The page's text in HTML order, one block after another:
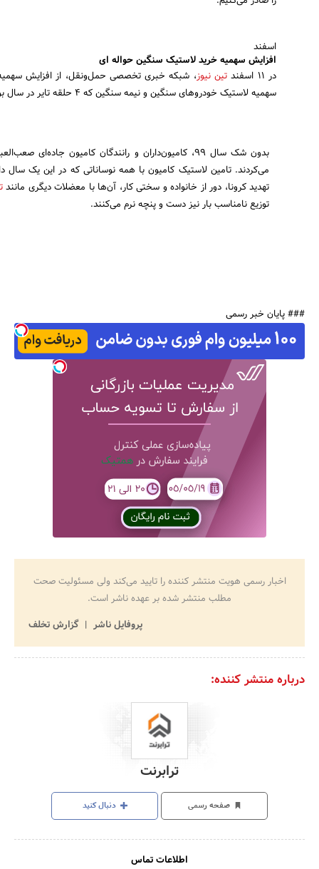
اسفند
افزایش سهمیه خرید لاستیک سنگین حواله ای
در ۱۱ اسفند
تین نیوز، شبکه خبری تخصصی حمل‌ونقل، از افزایش سهمیه
سهمیه لاستیک خودروهای سنگین و نیمه سنگین که ۴ حلقه تایر در سال بود به ۶ حلقه تایر درسال افزایش یافت.
بدون شک سال ۹۹، کامیون‌داران و رانندگان کامیون
می‌کردند. تامین لاستیک کامیون با همه نوساناتی که در این یک سال
تهدید کرونا، دور از خانواده و سختی کار، آن‌ها با معضلات دیگری مانند
توزیع نامناسب بار نیز دست و پنچه نرم می‌کنند.
### پایان خبر رسمی
اخبار رسمی هویت منتشر کننده را تایید می‌کند ولی مسئولیت صحت
مطلب منتشر شده بر عهده ناشر است.
پروفایل ناشر
گزارش تخلف
درباره منتشر کننده:
ترابرنت
صفحه رسمی دنبال کنید
اطلاعات تماس